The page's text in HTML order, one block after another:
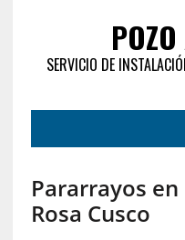
SERVICIO DE
Pararrayos
Rosa Cusco